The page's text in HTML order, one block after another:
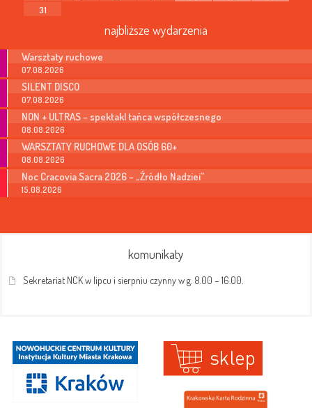
31
najbliższe wydarzenia
Warsztaty ruchowe
07.08.2026
SILENT DISCO
07.08.2026
NON + ULTRAS – spektakl tańca współczesnego
08.08.2026
WARSZTATY RUCHOWE DLA OSÓB 60+
08.08.2026
Noc Cracovia Sacra 2026 – „Źródło Nadziei”
15.08.2026
komunikaty
Sekretariat NCK w lipcu i sierpniu czynny w g. 8.00 – 16.00.